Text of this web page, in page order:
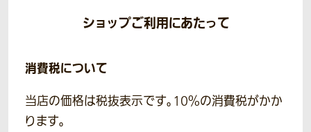
ショップご利用にあたって
消費税について
当店の価格は税抜表示です。10％の消費税がかか
ります。